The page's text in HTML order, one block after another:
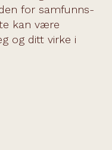
for samfunns-
kan være
og ditt virke i